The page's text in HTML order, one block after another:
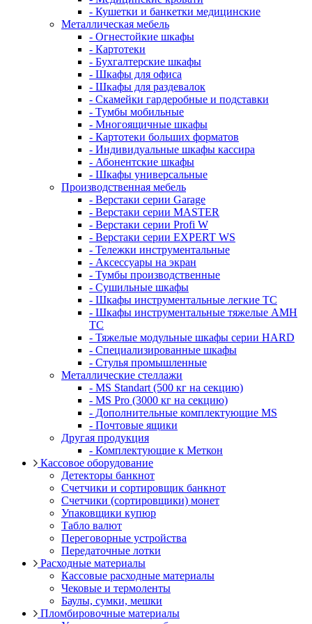
- Кушетки и банкетки медицинские
Металлическая мебель
- Огнестойкие шкафы
- Картотеки
- Бухгалтерские шкафы
- Шкафы для офиса
- Шкафы для раздевалок
- Скамейки гардеробные и подставки
- Тумбы мобильные
- Многоящичные шкафы
- Картотеки больших форматов
- Индивидуальные шкафы кассира
- Абонентские шкафы
- Шкафы универсальные
Производственная мебель
- Верстаки серии Garage
- Верстаки серии MASTER
- Верстаки серии Profi W
- Верстаки серии EXPERT WS
- Тележки инструментальные
- Аксессуары на экран
- Тумбы производственные
- Cушильные шкафы
- Шкафы инструментальные легкие ТС
- Шкафы инструментальные тяжелые AMH
TC
- Тяжелые модульные шкафы серии HARD
- Cпециализированные шкафы
- Стулья промышленные
Металлические стеллажи
- MS Standart (500 кг на секцию)
- MS Pro (3000 кг на секцию)
- Дополнительные комплектующие MS
- Почтовые ящики
Другая продукция
- Комплектующие к Меткон
Кассовое оборудование
Детекторы банкнот
Счетчики и сортировщик банкнот
Счетчики (сортировщики) монет
Упаковщики купюр
Табло валют
Переговорные устройства
Передаточные лотки
Расходные материалы
Кассовые расходные материалы
Чековые и термоленты
Баулы, сумки, мешки
Пломбировочные материалы